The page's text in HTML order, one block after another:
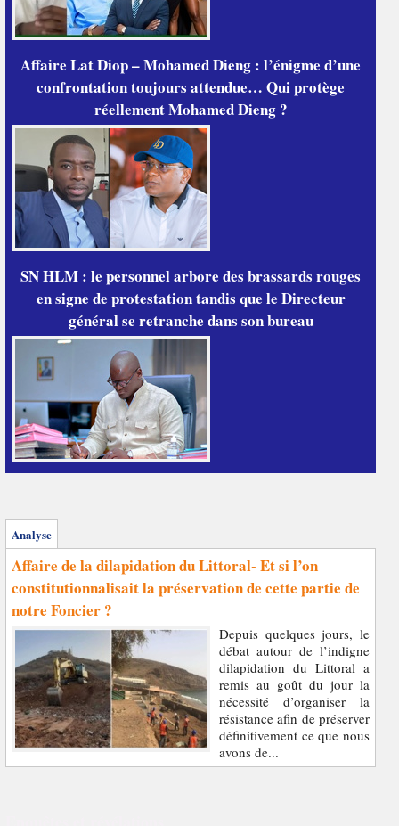
Affaire Lat Diop – Mohamed Dieng : l’énigme d’une
confrontation toujours attendue… Qui protège
réellement Mohamed Dieng ?
SN HLM : le personnel arbore des brassards rouges
en signe de protestation tandis que le Directeur
général se retranche dans son bureau
Analyse
Affaire de la dilapidation du Littoral- Et si l’on
constitutionnalisait la préservation de cette partie de
notre Foncier ?
Depuis quelques jours, le
débat autour de l’indigne
dilapidation du Littoral a
remis au goût du jour la
nécessité d’organiser la
résistance afin de préserver
définitivement ce que nous
avons de...